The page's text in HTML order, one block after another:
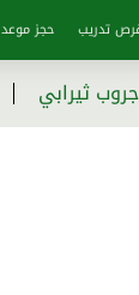
تدريب حجز موعد
جروب ثيرابي